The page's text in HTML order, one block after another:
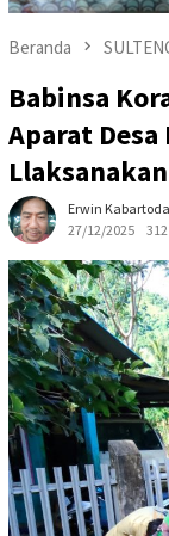
Beranda
Babinsa
Aparat
Erwin
27/12/2025